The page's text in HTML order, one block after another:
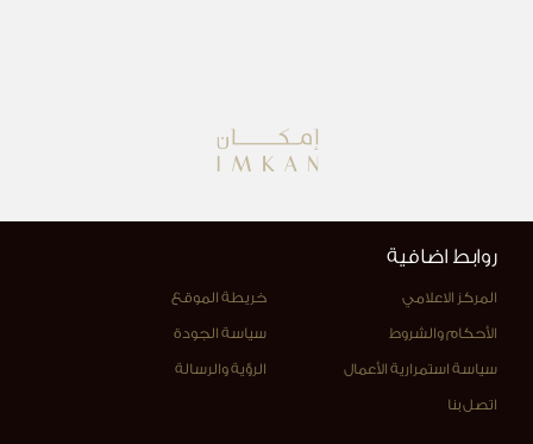
روابط اضافية
المركز الاعلامي خريطة الموقع
الأحكام والشروط سياسة الجودة
سياسة استمرارية الأعمال الرؤية والرسالة
اتصل بنا